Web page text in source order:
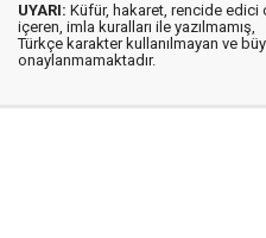
UYARI: Küfür, hakaret, rencide edici
içeren, imla kuralları ile yazılmamış,
Türkçe karakter kullanılmayan ve
onaylanmamaktadır.